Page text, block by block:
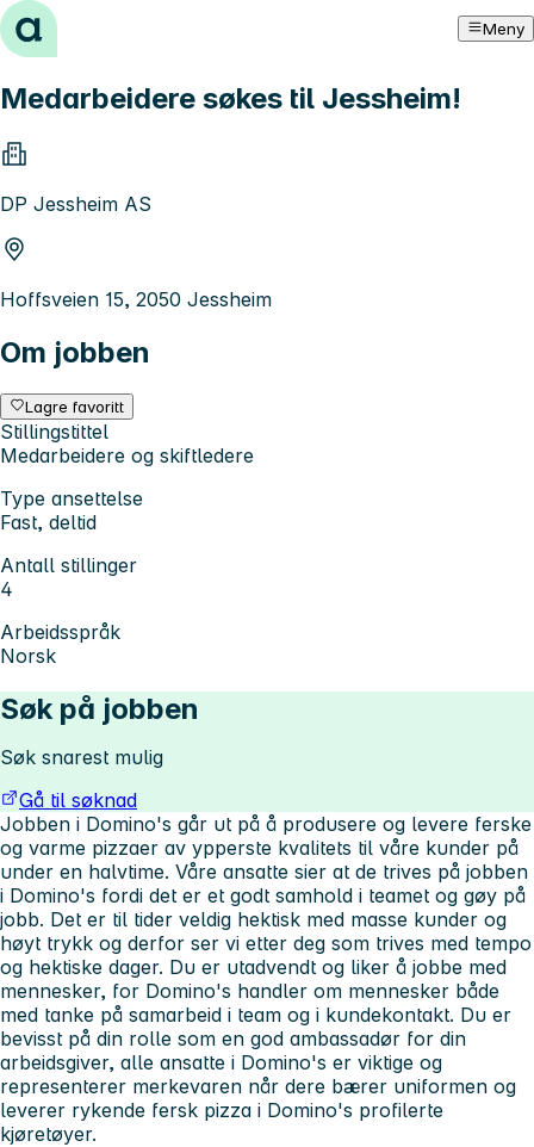
Hopp til innhold Meny
Medarbeidere søkes til Jessheim!
DP Jessheim AS
Hoffsveien 15, 2050 Jessheim
Om jobben
Lagre favoritt
Stillingstittel
Medarbeidere og skiftledere
Type ansettelse
Fast, deltid
Antall stillinger
4
Arbeidsspråk
Norsk
Søk på jobben
Søk snarest mulig
Gå til søknad
Jobben i Domino's går ut på å produsere og levere ferske
og varme pizzaer av ypperste kvalitets til våre kunder på
under en halvtime. Våre ansatte sier at de trives på jobben
i Domino's fordi det er et godt samhold i teamet og gøy på
jobb. Det er til tider veldig hektisk med masse kunder og
høyt trykk og derfor ser vi etter deg som trives med tempo
og hektiske dager. Du er utadvendt og liker å jobbe med
mennesker, for Domino's handler om mennesker både
med tanke på samarbeid i team og i kundekontakt. Du er
bevisst på din rolle som en god ambassadør for din
arbeidsgiver, alle ansatte i Domino's er viktige og
representerer merkevaren når dere bærer uniformen og
leverer rykende fersk pizza i Domino's profilerte
kjøretøyer.